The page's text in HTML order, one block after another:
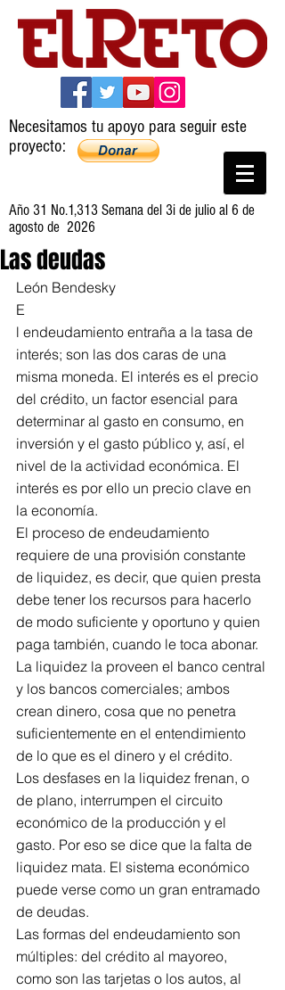
Necesitamos tu apoyo para seguir este
proyecto:
Año 31 No.1,313 Semana del 3i de julio al 6 de
agosto de 2026
Las deudas
León Bendesky
E
l endeudamiento entraña a la tasa de
interés; son las dos caras de una
misma moneda. El interés es el precio
del crédito, un factor esencial para
determinar al gasto en consumo, en
inversión y el gasto público y, así, el
nivel de la actividad económica. El
interés es por ello un precio clave en
la economía.
El proceso de endeudamiento
requiere de una provisión constante
de liquidez, es decir, que quien presta
debe tener los recursos para hacerlo
de modo suficiente y oportuno y quien
paga también, cuando le toca abonar.
La liquidez la proveen el banco central
y los bancos comerciales; ambos
crean dinero, cosa que no penetra
suficientemente en el entendimiento
de lo que es el dinero y el crédito.
Los desfases en la liquidez frenan, o
de plano, interrumpen el circuito
económico de la producción y el
gasto. Por eso se dice que la falta de
liquidez mata. El sistema económico
puede verse como un gran entramado
de deudas.
Las formas del endeudamiento son
múltiples: del crédito al mayoreo,
como son las tarjetas o los autos, al